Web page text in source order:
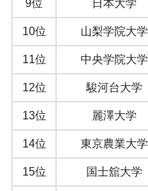
9位 日本大学
10位 山梨学院大学
11位 中央学院大学
12位 駿河台大学
13位 麗澤大学
14位 東京農業大学
15位 国士舘大学